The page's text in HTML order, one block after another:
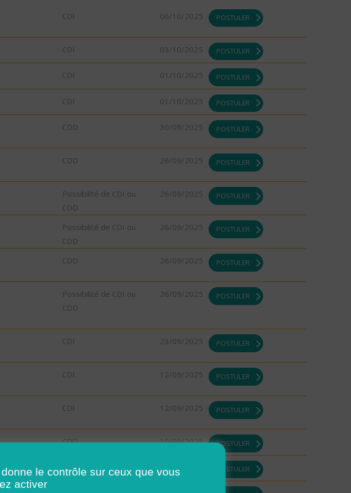
CDI 06/10/2025 POSTULER
CDI 03/10/2025 POSTULER
CDI 01/10/2025 POSTULER
CDI 01/10/2025 POSTULER
CDD 30/09/2025 POSTULER
CDD 26/09/2025 POSTULER
Possibilité de CDI ou
CDD
26/09/2025 POSTULER
Possibilité de CDI ou
CDD
26/09/2025 POSTULER
CDD 26/09/2025 POSTULER
Possibilité de CDI ou
CDD
26/09/2025 POSTULER
CDI 23/09/2025 POSTULER
CDI 12/09/2025 POSTULER
CDI 12/09/2025 POSTULER
CDD 10/09/2025 POSTULER
CDI POSTULER
le contrôle sur ceux que vous
activer